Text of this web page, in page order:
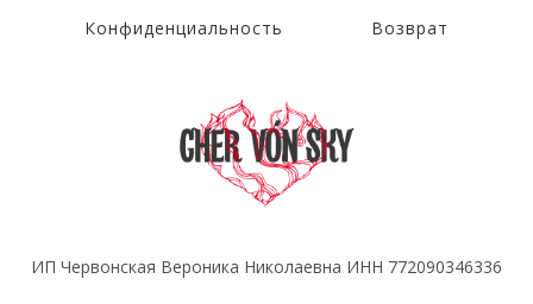
Конфиденциальность Возврат
ИП Червонская Вероника Николаевна ИНН 772090346336